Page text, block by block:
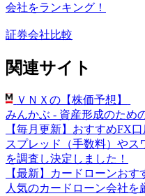
会社をランキング！
証券会社比較
関連サイト
ＶＮＸの【株価予想】
みんかぶ - 資産形成のため
【毎月更新】おすすめFX
スプレッド（手数料）やス
を調査し決定しました！
【最新】カードローンお
人気のカードローン会社